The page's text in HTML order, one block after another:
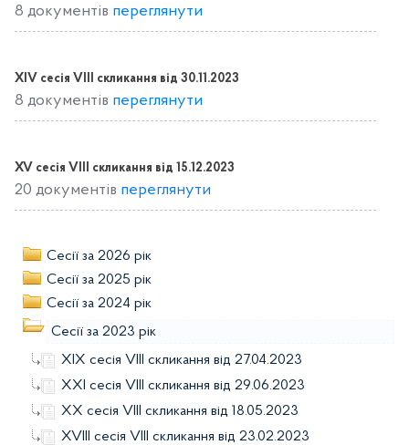
8 документів переглянути
XIV сесія VIIІ скликання від 30.11.2023
8 документів переглянути
XV сесія VIIІ скликання від 15.12.2023
20 документів переглянути
Сесії за 2026 рік
Сесії за 2025 рік
Сесії за 2024 рік
Сесії за 2023 рік
XIX сесія VIIІ скликання від 27.04.2023
XXI сесія VIIІ скликання від 29.06.2023
XX сесія VIIІ скликання від 18.05.2023
XVІІI сесія VIIІ скликання від 23.02.2023